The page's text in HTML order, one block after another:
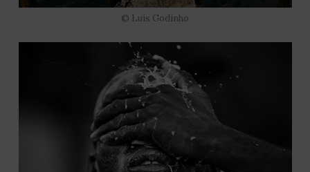
© Luís Godinho